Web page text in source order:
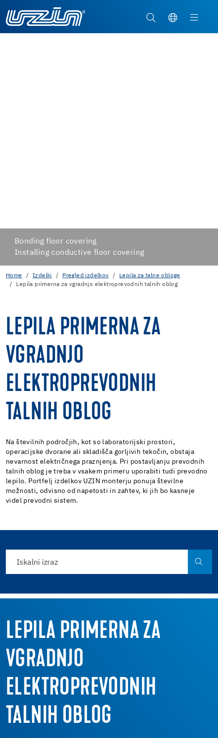
Bonding floor covering
Installing conductive floor covering
Home Izdelki Pregled izdelkov
Lepila za talne obloge
Lepila primerna za vgradnjo elektroprevodnih talnih oblog
LEPILA PRIMERNA ZA
VGRADNJO
ELEKTROPREVODNIH
TALNIH OBLOG
Na številnih področjih, kot so laboratorijski prostori,
operacijske dvorane ali skladišča gorljivih tekočin, obstaja
nevarnost električnega praznjenja. Pri postavljanju prevodnih
talnih oblog je treba v vsakem primeru uporabiti tudi prevodno
lepilo. Portfelj izdelkov UZIN monterju ponuja številne
možnosti, odvisno od napetosti in zahtev, ki jih bo kasneje
videl prevodni sistem.
LEPILA PRIMERNA ZA
VGRADNJO
ELEKTROPREVODNIH
TALNIH OBLOG